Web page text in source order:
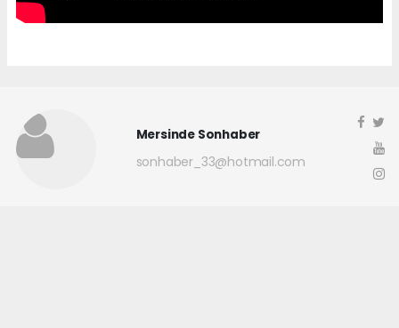
Mersinde Sonhaber
sonhaber_33@hotmail.com